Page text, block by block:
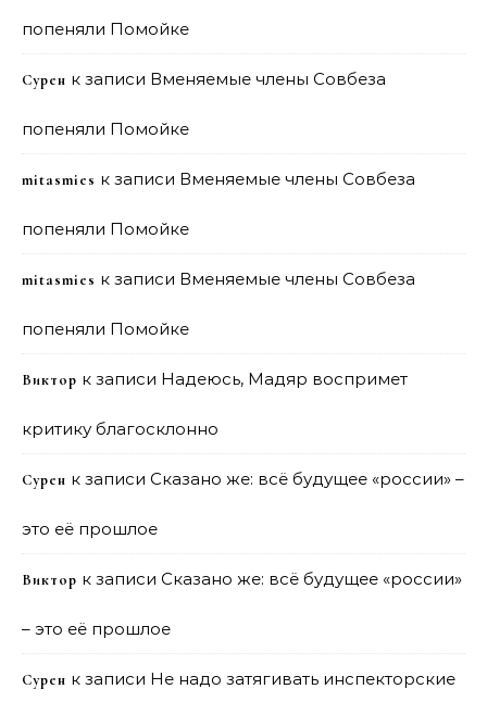
попеняли Помойке
Сурен к записи Вменяемые члены Совбеза
попеняли Помойке
mitasmies к записи Вменяемые члены Совбеза
попеняли Помойке
mitasmies к записи Вменяемые члены Совбеза
попеняли Помойке
Виктор к записи Надеюсь, Мадяр воспримет
критику благосклонно
Сурен к записи Сказано же: всё будущее «россии» –
это её прошлое
Виктор к записи Сказано же: всё будущее «россии»
– это её прошлое
Сурен к записи Не надо затягивать инспекторские